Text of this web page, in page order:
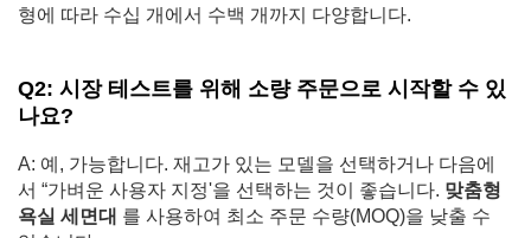
형에 따라 수십 개에서 수백 개까지 다양합니다.
Q2: 시장 테스트를 위해 소량 주문으로 시작할 수 있
나요?
A: 예, 가능합니다. 재고가 있는 모델을 선택하거나 다음에
서 “가벼운 사용자 지정'을 선택하는 것이 좋습니다. 맞춤형
욕실 세면대 를 사용하여 최소 주문 수량(MOQ)을 낮출 수